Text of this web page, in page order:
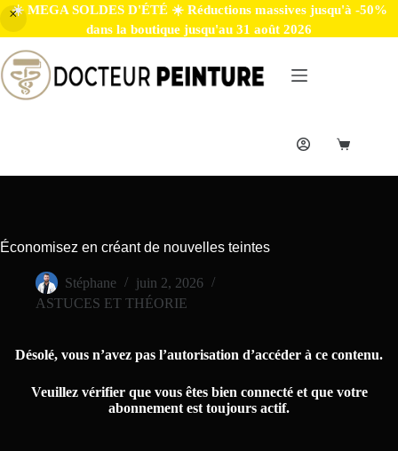
☀️ MEGA SOLDES D'ÉTÉ ☀️ Réductions massives jusqu'à -50%
dans la boutique jusqu'au 31 août 2026
Économisez en créant de nouvelles teintes
Stéphane
juin 2, 2026
ASTUCES ET THÉORIE
Désolé, vous n’avez pas l’autorisation d’accéder à ce contenu.
Veuillez vérifier que vous êtes bien connecté et que votre
abonnement est toujours actif.